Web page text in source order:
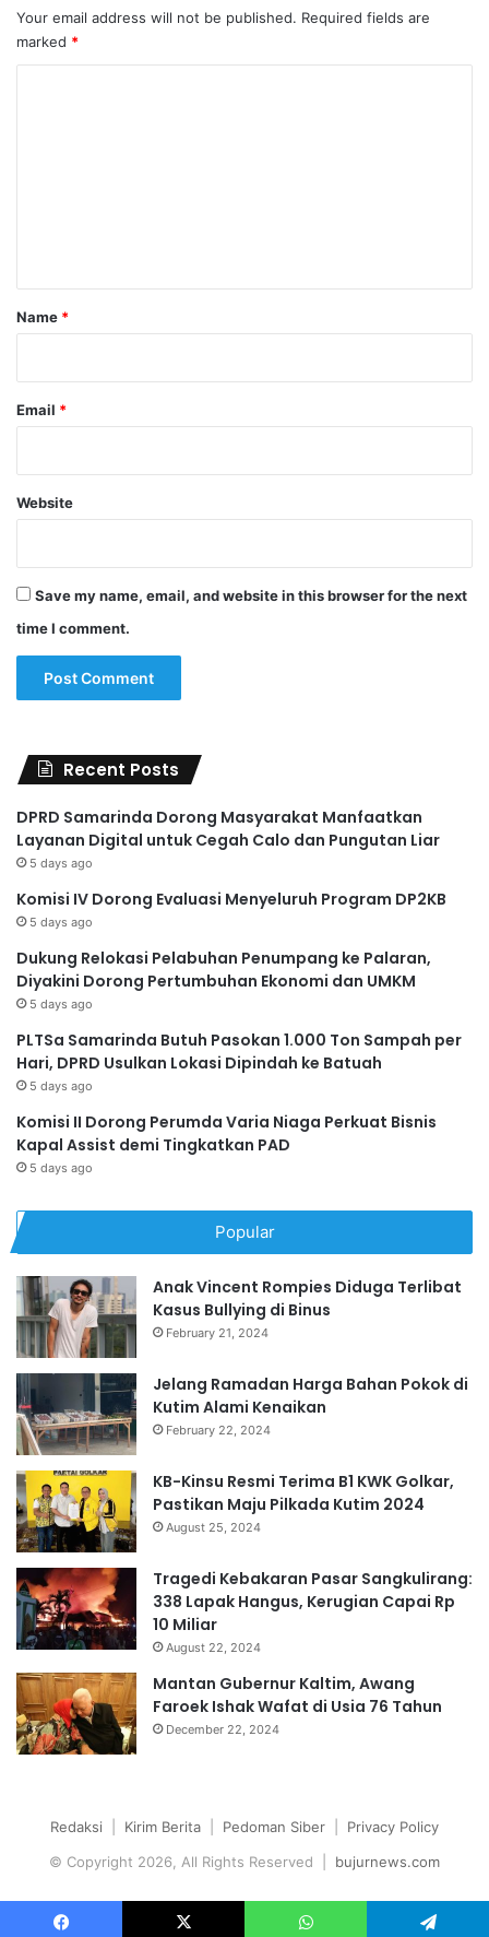
Your email address will not be published. Required fields are
marked *
*
Name *
Email *
Website
Save my name, email, and website in this browser for the next
time I comment.
Recent Posts
DPRD Samarinda Dorong Masyarakat Manfaatkan
Layanan Digital untuk Cegah Calo dan Pungutan Liar
5 days ago
Komisi IV Dorong Evaluasi Menyeluruh Program DP2KB
5 days ago
Dukung Relokasi Pelabuhan Penumpang ke Palaran,
Diyakini Dorong Pertumbuhan Ekonomi dan UMKM
5 days ago
PLTSa Samarinda Butuh Pasokan 1.000 Ton Sampah per
Hari, DPRD Usulkan Lokasi Dipindah ke Batuah
5 days ago
Komisi II Dorong Perumda Varia Niaga Perkuat Bisnis
Kapal Assist demi Tingkatkan PAD
5 days ago
Popular
Anak Vincent Rompies Diduga Terlibat
Kasus Bullying di Binus
February 21, 2024
Jelang Ramadan Harga Bahan Pokok di
Kutim Alami Kenaikan
February 22, 2024
KB-Kinsu Resmi Terima B1 KWK Golkar,
Pastikan Maju Pilkada Kutim 2024
August 25, 2024
Tragedi Kebakaran Pasar Sangkulirang:
338 Lapak Hangus, Kerugian Capai Rp
10 Miliar
August 22, 2024
Mantan Gubernur Kaltim, Awang
Faroek Ishak Wafat di Usia 76 Tahun
December 22, 2024
Redaksi Kirim Berita Pedoman Siber
Privacy Policy
© Copyright 2026, All Rights Reserved | bujurnews.com